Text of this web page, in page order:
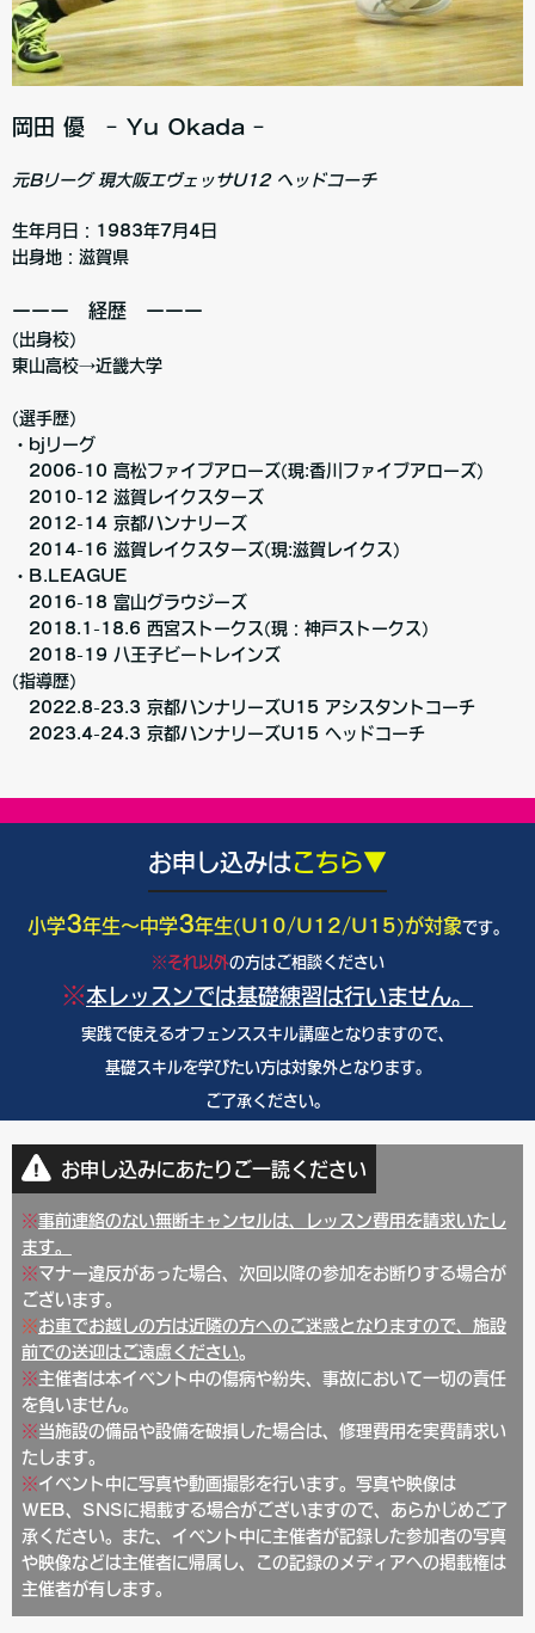
岡田 優 ｰ Yu Okada ｰ
元Bリーグ 現大阪エヴェッサU12 ヘッドコーチ
生年月日：1983年7月4日
出身地：滋賀県
ーーー 経歴 ーーー
(出身校)
東山高校→近畿大学
(選手歴)
・bjリーグ
2006-10 高松ファイブアローズ(現:香川ファイブアローズ)
2010-12 滋賀レイクスターズ
2012-14 京都ハンナリーズ
2014-16 滋賀レイクスターズ(現:滋賀レイクス)
・B.LEAGUE
2016-18 富山グラウジーズ
2018.1-18.6 西宮ストークス(現：神戸ストークス)
2018-19 八王子ビートレインズ
(指導歴)
2022.8-23.3 京都ハンナリーズU15 アシスタントコーチ
2023.4-24.3 京都ハンナリーズU15 ヘッドコーチ
お申し込みはこちら▼
小学3年生〜中学3年生(U10/U12/U15)が対象です。
※それ以外の方はご相談ください
※本レッスンでは基礎練習は行いません。
実践で使えるオフェンススキル講座となりますので、
基礎スキルを学びたい方は対象外となります。
ご了承ください。
お申し込みにあたりご一読ください
※事前連絡のない無断キャンセルは、レッスン費用を請求いたし
ます。
※マナー違反があった場合、次回以降の参加をお断りする場合が
ございます。
※お車でお越しの方は近隣の方へのご迷惑となりますので、施設
前での送迎はご遠慮ください。
※主催者は本イベント中の傷病や紛失、事故において一切の責任
を負いません。
※当施設の備品や設備を破損した場合は、修理費用を実費請求い
たします。
※イベント中に写真や動画撮影を行います。写真や映像は
WEB、SNSに掲載する場合がございますので、あらかじめご了
承ください。また、イベント中に主催者が記録した参加者の写真
や映像などは主催者に帰属し、この記録のメディアへの掲載権は
主催者が有します。